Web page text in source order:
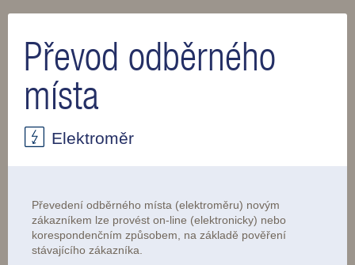
Převod odběrného
místa
Elektroměr
Převedení odběrného místa (elektroměru) novým
zákazníkem lze provést on-line (elektronicky) nebo
korespondenčním způsobem, na základě pověření
stávajícího zákazníka.